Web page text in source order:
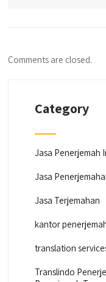
Comments are closed.
Category
Jasa Penerjemah
Jasa
Jasa Terjemahan
kantor
translation
Translindo